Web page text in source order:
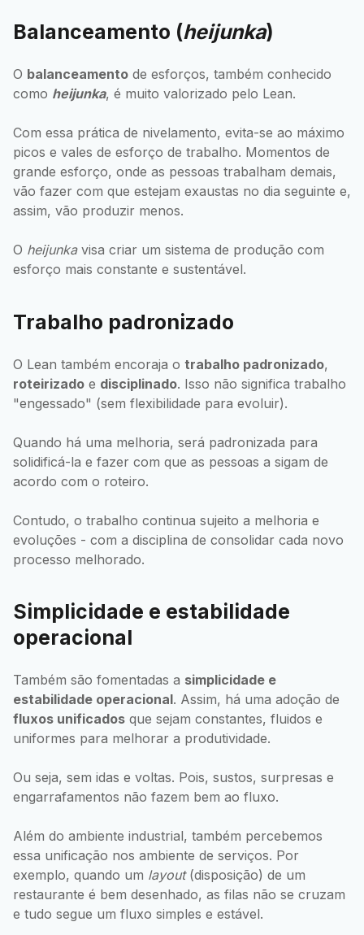
Balanceamento (heijunka)
O balanceamento de esforços, também conhecido
como heijunka, é muito valorizado pelo Lean.
Com essa prática de nivelamento, evita-se ao máximo
picos e vales de esforço de trabalho. Momentos de
grande esforço, onde as pessoas trabalham demais,
vão fazer com que estejam exaustas no dia seguinte e,
assim, vão produzir menos.
O heijunkavisa criar um sistema de produção com
esforço mais constante e sustentável.
Trabalho padronizado
O Lean também encoraja o trabalho padronizado,
roteirizado e disciplinado. Isso não significa trabalho
"engessado" (sem flexibilidade para evoluir).
Quando há uma melhoria, será padronizada para
solidificá-la e fazer com que as pessoas a sigam de
acordo com o roteiro.
Contudo, o trabalho continua sujeito a melhoria e
evoluções - com a disciplina de consolidar cada novo
processo melhorado.
Simplicidade e estabilidade
operacional
Também são fomentadas a simplicidade e
estabilidade operacional. Assim, há uma adoção de
fluxos unificados que sejam constantes, fluidos e
uniformes para melhorar a produtividade.
Ou seja, sem idas e voltas. Pois, sustos, surpresas e
engarrafamentos não fazem bem ao fluxo.
Além do ambiente industrial, também percebemos
essa unificação nos ambiente de serviços. Por
exemplo, quando um layout(disposição) de um
restaurante é bem desenhado, as filas não se cruzam
e tudo segue um fluxo simples e estável.